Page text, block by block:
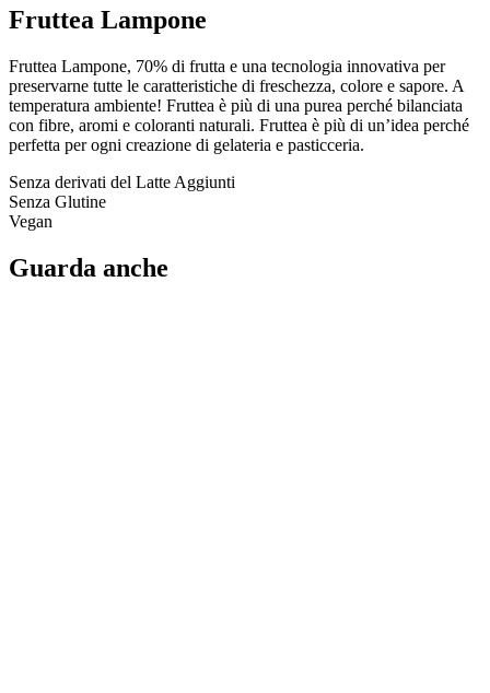
Fruttea Lampone
Fruttea Lampone, 70% di frutta e una tecnologia innovativa per
preservarne tutte le caratteristiche di freschezza, colore e sapore. A
temperatura ambiente! Fruttea è più di una purea perché bilanciata
con fibre, aromi e coloranti naturali. Fruttea è più di un’idea perché
perfetta per ogni creazione di gelateria e pasticceria.
Senza derivati del Latte Aggiunti
Senza Glutine
Vegan
Guarda anche